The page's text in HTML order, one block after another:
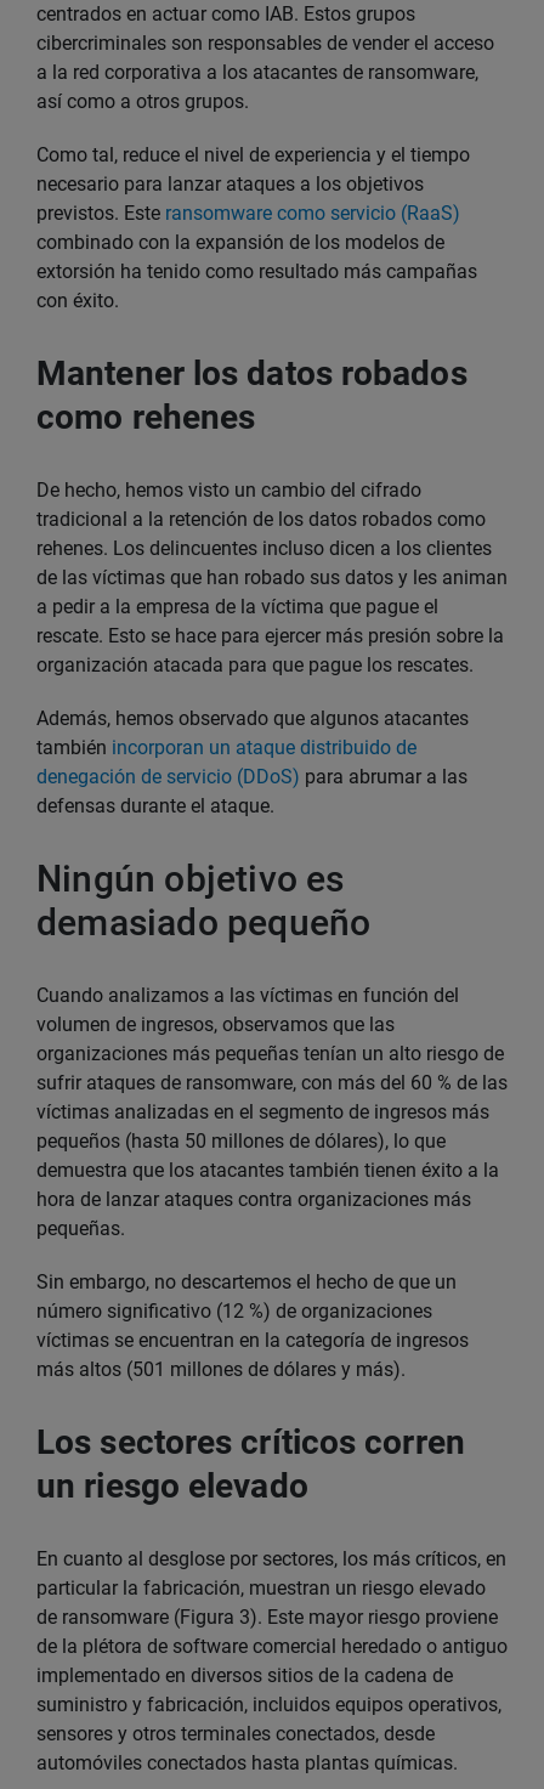
centrados en actuar como IAB. Estos grupos
cibercriminales son responsables de vender el acceso
a la red corporativa a los atacantes de ransomware,
así como a otros grupos.
Como tal, reduce el nivel de experiencia y el tiempo
necesario para lanzar ataques a los objetivos
previstos. Este ransomware como servicio (RaaS)
combinado con la expansión de los modelos de
extorsión ha tenido como resultado más campañas
con éxito.
Mantener los datos robados
como rehenes
De hecho, hemos visto un cambio del cifrado
tradicional a la retención de los datos robados como
rehenes. Los delincuentes incluso dicen a los clientes
de las víctimas que han robado sus datos y les animan
a pedir a la empresa de la víctima que pague el
rescate. Esto se hace para ejercer más presión sobre la
organización atacada para que pague los rescates.
Además, hemos observado que algunos atacantes
también incorporan un ataque distribuido de
denegación de servicio (DDoS) para abrumar a las
defensas durante el ataque.
Ningún objetivo es
demasiado pequeño
Cuando analizamos a las víctimas en función del
volumen de ingresos, observamos que las
organizaciones más pequeñas tenían un alto riesgo de
sufrir ataques de ransomware, con más del 60 % de las
víctimas analizadas en el segmento de ingresos más
pequeños (hasta 50 millones de dólares), lo que
demuestra que los atacantes también tienen éxito a la
hora de lanzar ataques contra organizaciones más
pequeñas.
Sin embargo, no descartemos el hecho de que un
número significativo (12 %) de organizaciones
víctimas se encuentran en la categoría de ingresos
más altos (501 millones de dólares y más).
Los sectores críticos corren
un riesgo elevado
En cuanto al desglose por sectores, los más críticos, en
particular la fabricación, muestran un riesgo elevado
de ransomware (Figura 3). Este mayor riesgo proviene
de la plétora de software comercial heredado o antiguo
implementado en diversos sitios de la cadena de
suministro y fabricación, incluidos equipos operativos,
sensores y otros terminales conectados, desde
automóviles conectados hasta plantas químicas.